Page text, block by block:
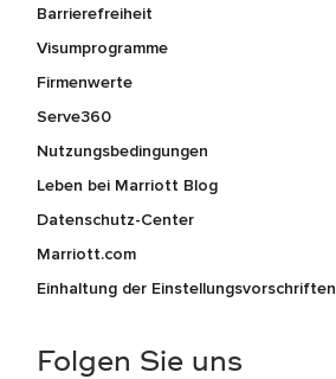
Barrierefreiheit
Visumprogramme
Firmenwerte
Serve360
Nutzungsbedingungen
Leben bei Marriott Blog
Datenschutz-Center
Marriott.com
Einhaltung der Einstellungsvorschriften
Folgen Sie uns